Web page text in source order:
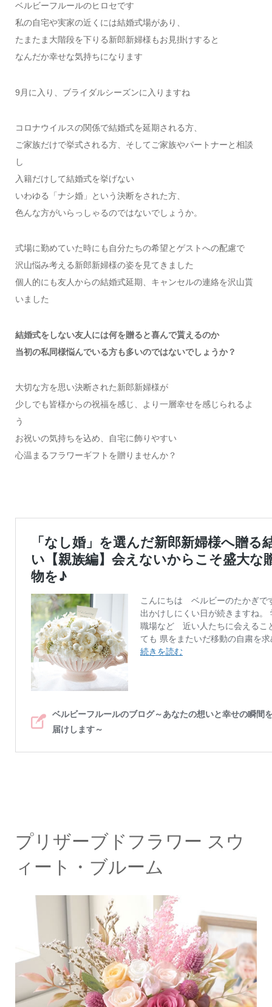
ベルビーフルールのヒロセです
私の自宅や実家の近くには結婚式場があり、
たまたま大階段を下りる新郎新婦様もお見掛けすると
なんだか幸せな気持ちになります
9月に入り、ブライダルシーズンに入りますね
コロナウイルスの関係で結婚式を延期される方、
ご家族だけで挙式される方、そしてご家族やパートナーと相談
し
入籍だけして結婚式を挙げない
いわゆる「ナシ婚」という決断をされた方、
色んな方がいらっしゃるのではないでしょうか。
式場に勤めていた時にも自分たちの希望とゲストへの配慮で
沢山悩み考える新郎新婦様の姿を見てきました
個人的にも友人からの結婚式延期、キャンセルの連絡を沢山貰
いました
結婚式をしない友人には何を贈ると喜んで貰えるのか
当初の私同様悩んでいる方も多いのではないでしょうか？
大切な方を思い決断された新郎新婦様が
少しでも皆様からの祝福を感じ、より一層幸せを感じられるよ
う
お祝いの気持ちを込め、自宅に飾りやすい
心温まるフラワーギフトを贈りませんか？
プリザーブドフラワー スウ
ィート・ブルーム